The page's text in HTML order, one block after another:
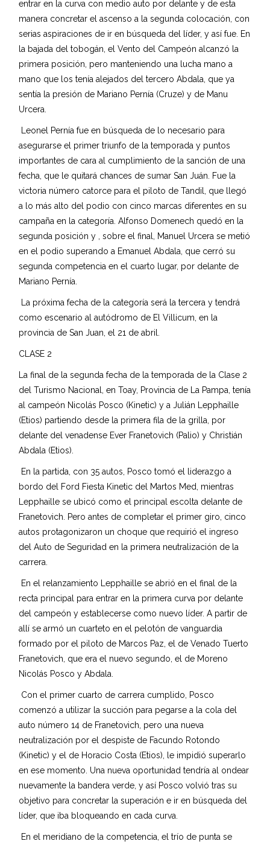
entrar en la curva con medio auto por delante y de esta
manera concretar el ascenso a la segunda colocación, con
serias aspiraciones de ir en búsqueda del líder, y así fue. En
la bajada del tobogán, el Vento del Campeón alcanzó la
primera posición, pero manteniendo una lucha mano a
mano que los tenía alejados del tercero Abdala, que ya
sentía la presión de Mariano Pernía (Cruze) y de Manu
Urcera.
Leonel Pernía fue en búsqueda de lo necesario para
asegurarse el primer triunfo de la temporada y puntos
importantes de cara al cumplimiento de la sanción de una
fecha, que le quitará chances de sumar San Juán. Fue la
victoria número catorce para el piloto de Tandil, que llegó
a lo más alto del podio con cinco marcas diferentes en su
campaña en la categoría. Alfonso Domenech quedó en la
segunda posición y , sobre el final, Manuel Urcera se metió
en el podio superando a Emanuel Abdala, que cerró su
segunda competencia en el cuarto lugar, por delante de
Mariano Pernía.
La próxima fecha de la categoría será la tercera y tendrá
como escenario al autódromo de El Villicum, en la
provincia de San Juan, el 21 de abril.
CLASE 2
La final de la segunda fecha de la temporada de la Clase 2
del Turismo Nacional, en Toay, Provincia de La Pampa, tenía
al campeón Nicolás Posco (Kinetic) y a Julián Lepphaille
(Etios) partiendo desde la primera fila de la grilla, por
delante del venadense Ever Franetovich (Palio) y Christián
Abdala (Etios).
En la partida, con 35 autos, Posco tomó el liderazgo a
bordo del Ford Fiesta Kinetic del Martos Med, mientras
Lepphaille se ubicó como el principal escolta delante de
Franetovich. Pero antes de completar el primer giro, cinco
autos protagonizaron un choque que requirió el ingreso
del Auto de Seguridad en la primera neutralización de la
carrera.
En el relanzamiento Lepphaille se abrió en el final de la
recta principal para entrar en la primera curva por delante
del campeón y establecerse como nuevo líder. A partir de
allí se armó un cuarteto en el pelotón de vanguardia
formado por el piloto de Marcos Paz, el de Venado Tuerto
Franetovich, que era el nuevo segundo, el de Moreno
Nicolás Posco y Abdala.
Con el primer cuarto de carrera cumplido, Posco
comenzó a utilizar la succión para pegarse a la cola del
auto número 14 de Franetovich, pero una nueva
neutralización por el despiste de Facundo Rotondo
(Kinetic) y el de Horacio Costa (Etios), le impidió superarlo
en ese momento. Una nueva oportunidad tendría al ondear
nuevamente la bandera verde, y así Posco volvió tras su
objetivo para concretar la superación e ir en búsqueda del
líder, que iba bloqueando en cada curva.
En el meridiano de la competencia, el trío de punta se